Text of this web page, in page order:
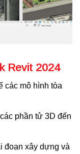
Revit 2024
các mô hình tòa
phần tử 3D đến
đoạn xây dựng và